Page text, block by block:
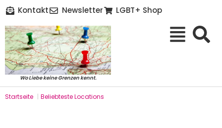
Kontakt Newsletter LGBT+ Shop
Wo Liebe keine Grenzen kennt.
Startseite | Beliebteste Locations